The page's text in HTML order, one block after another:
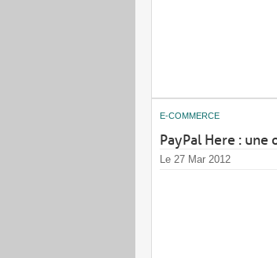
E-COMMERCE
PayPal Here :
Le 27 Mar 2012